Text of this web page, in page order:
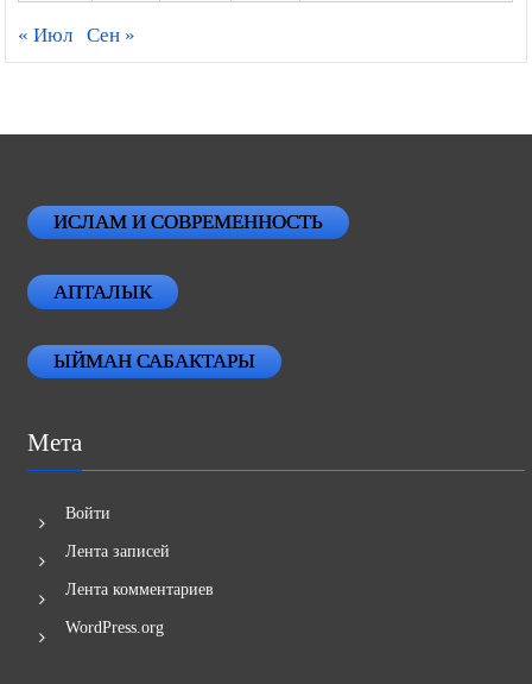
« Июл Сен »
ИСЛАМ И СОВРЕМЕННОСТЬ
АПТАЛЫК
ЫЙМАН САБАКТАРЫ
Мета
Войти
Лента записей
Лента комментариев
WordPress.org